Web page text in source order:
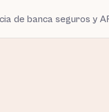
de banca seguros y